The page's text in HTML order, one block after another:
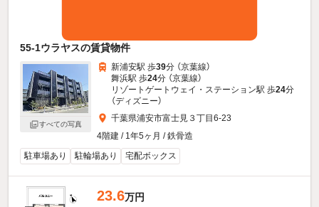
55-1ウラヤスの賃貸物件
すべての写真
新浦安駅 歩39分 （京葉線）
舞浜駅 歩24分 （京葉線）
リゾートゲートウェイ・ステーション駅 歩24分
（ディズニー）
千葉県浦安市富士見３丁目6-23
4階建 / 1年5ヶ月 / 鉄骨造
駐車場あり
駐輪場あり 宅配ボックス
23.6万円